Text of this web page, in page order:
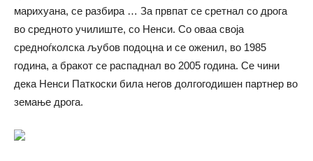
марихуана, се разбира … За првпат се сретнал со дрога
во средното училиште, со Ненси. Со оваа своја
средноѓколска љубов подоцна и се оженил, во 1985
година, а бракот се распаднал во 2005 година. Се чини
дека Ненси Паткоски била негов долгогодишен партнер во
земање дрога.